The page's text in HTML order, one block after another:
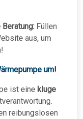
Füllen
aus, um
um!
ist eine kluge
reibungslosen